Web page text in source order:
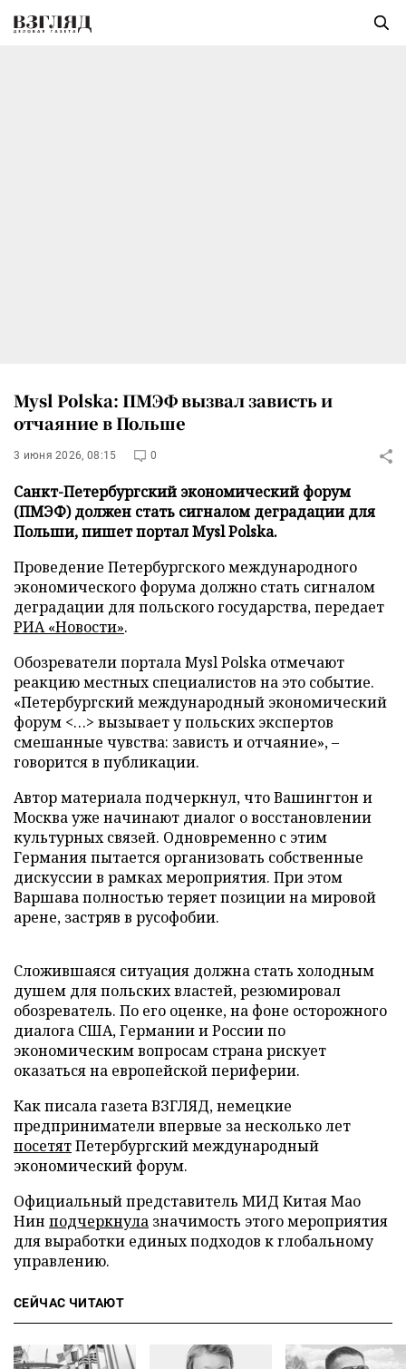
Mysl Polska: ПМЭФ вызвал зависть и
отчаяние в Польше
3 июня 2026, 08:15 0
Санкт-Петербургский экономический форум
(ПМЭФ) должен стать сигналом деградации для
Польши, пишет портал Mysl Polska.
Проведение Петербургского международного
экономического форума должно стать сигналом
деградации для польского государства, передает
РИА «Новости».
Обозреватели портала Mysl Polska отмечают
реакцию местных специалистов на это событие.
«Петербургский международный экономический
форум <…> вызывает у польских экспертов
смешанные чувства: зависть и отчаяние», –
говорится в публикации.
Автор материала подчеркнул, что Вашингтон и
Москва уже начинают диалог о восстановлении
культурных связей. Одновременно с этим
Германия пытается организовать собственные
дискуссии в рамках мероприятия. При этом
Варшава полностью теряет позиции на мировой
арене, застряв в русофобии.
Сложившаяся ситуация должна стать холодным
душем для польских властей, резюмировал
обозреватель. По его оценке, на фоне осторожного
диалога США, Германии и России по
экономическим вопросам страна рискует
оказаться на европейской периферии.
Как писала газета ВЗГЛЯД, немецкие
предприниматели впервые за несколько лет
посетятПетербургский международный
экономический форум.
Официальный представитель МИД Китая Мао
Нин подчеркнула значимость этого мероприятия
для выработки единых подходов к глобальному
управлению.
СЕЙЧАС ЧИТАЮТ